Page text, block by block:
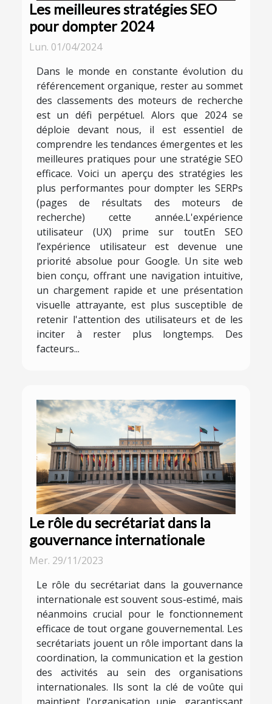
Les meilleures stratégies SEO
pour dompter 2024
Lun. 01/04/2024
Dans le monde en constante évolution du
référencement organique, rester au sommet
des classements des moteurs de recherche
est un défi perpétuel. Alors que 2024 se
déploie devant nous, il est essentiel de
comprendre les tendances émergentes et les
meilleures pratiques pour une stratégie SEO
efficace. Voici un aperçu des stratégies les
plus performantes pour dompter les SERPs
(pages de résultats des moteurs de
recherche) cette année.L'expérience
utilisateur (UX) prime sur toutEn SEO
l’expérience utilisateur est devenue une
priorité absolue pour Google. Un site web
bien conçu, offrant une navigation intuitive,
un chargement rapide et une présentation
visuelle attrayante, est plus susceptible de
retenir l'attention des utilisateurs et de les
inciter à rester plus longtemps. Des
facteurs...
Le rôle du secrétariat dans la
gouvernance internationale
Mer. 29/11/2023
Le rôle du secrétariat dans la gouvernance
internationale est souvent sous-estimé, mais
néanmoins crucial pour le fonctionnement
efficace de tout organe gouvernemental. Les
secrétariats jouent un rôle important dans la
coordination, la communication et la gestion
des activités au sein des organisations
internationales. Ils sont la clé de voûte qui